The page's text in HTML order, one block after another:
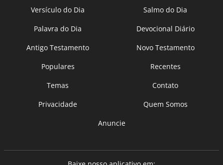
Versículo do Dia
Salmo do Dia
Palavra do Dia
Devocional Diário
Antigo Testamento
Novo Testamento
Populares
Recentes
Temas
Contato
Privacidade
Quem Somos
Anuncie